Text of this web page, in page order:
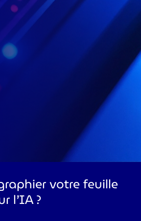
votre feuille
l’IA ?